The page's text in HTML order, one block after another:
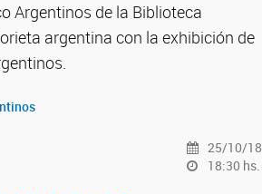
Argentinos de la Biblioteca
argentina con la exhibición de
25/10/18
18:30 hs.